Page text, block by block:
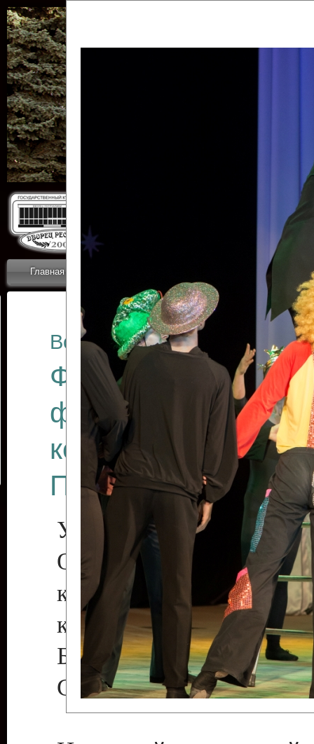
Главная Новости
ОТЧЕТЫ ГКЦ
Все отчеты
Финал
фестиваля
коллективов
Приднестровского
Участники фестиваля:
Образцовый
коллектив
культуры с.
Бендеры ,
Светлана Георгиевна